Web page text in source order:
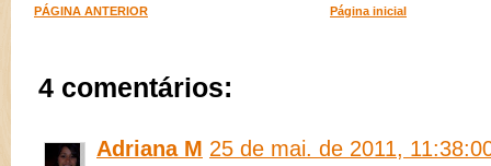
PÁGINA ANTERIOR Página inicial
4 comentários:
Adriana M 25 de mai. de 2011,